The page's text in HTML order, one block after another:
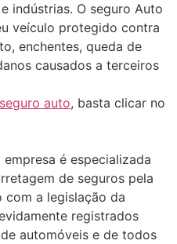
indústrias. O seguro Auto
veículo protegido contra
enchentes, queda de
causados a terceiros
auto, basta clicar no
empresa é especializada
de seguros pela
com a legislação da
registrados
automóveis e de todos